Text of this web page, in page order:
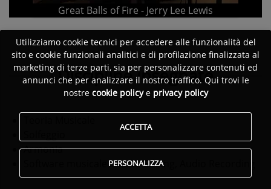
Great Balls of Fire - Jerry Lee Lewis
Discipline insegnate
Armonia
Software musicale: Audio Editing, Audio Recording
Utilizziamo cookie tecnici per accedere alle funzionalità del
sito e cookie funzionali analitici e di profilazione finalizzata al
marketing di terze parti, sia per personalizzare contenuti ed
annunci che per analizzare il nostro traffico. Qui trovi le
nostre cookie policye privacy policy
ACCETTA
PERSONALIZZA